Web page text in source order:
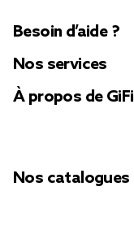
Besoin d’aide ?
Nos services
À propos de GiFi
Nos catalogues